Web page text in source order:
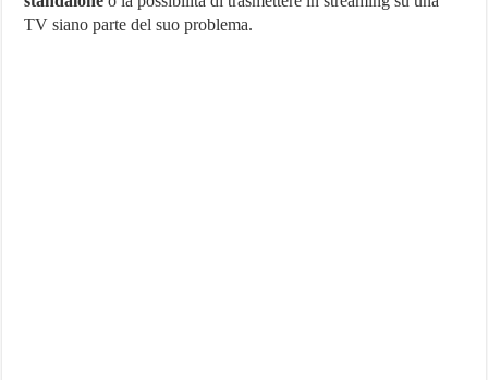
TV siano parte del suo problema.